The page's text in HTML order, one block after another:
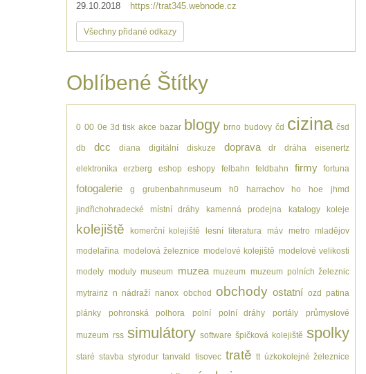
29.10.2018 https://trat345.webnode.cz
Všechny přidané odkazy
Oblíbené Štítky
0 00 0e 3d tisk akce bazar blogy brno budovy čd cizina čsd
db dcc diana digitální diskuze doprava dr dráha eisenertz
elektronika erzberg eshop eshopy felbahn feldbahn firmy fortuna
fotogalerie g grubenbahnmuseum h0 harrachov ho hoe jhmd
jindřichohradecké místní dráhy kamenná prodejna katalogy koleje
kolejiště komerční kolejiště lesní literatura máv metro mladějov
modelařina modelová železnice modelové kolejiště modelové velikosti
modely moduly museum muzea muzeum muzeum polních železnic
mytrainz n nádraží nanox obchod obchody ostatní ozd patina
plánky pohronská polhora polní polní dráhy portály průmyslové
muzeum rss simulátory software špičková kolejiště spolky
staré stavba styrodur tanvald tisovec tratě tt úzkokolejné železnice